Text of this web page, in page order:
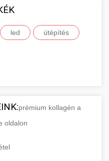
led útépítés
prémium kollagén a
oldalon